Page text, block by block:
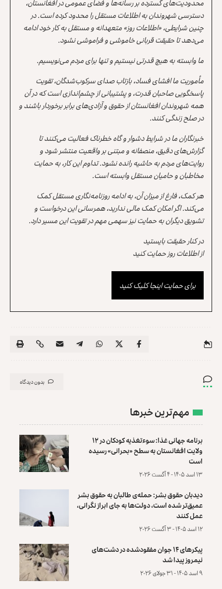
دسترسی شهروندان به اطلاعات مستقل را محدود کرده است. در
چنین شرایطی، «اطلاعات روز» متعهدانه و مستقل به کار خود ادامه
می‌دهد تا حقیقت قربانی خاموشی و فراموشی نشود.
ما وابسته به هیچ قدرتی نیستیم و تنها برای مردم می‌نویسیم.
مأموریت ما افشای فساد، بازتاب صدای سرکوب‌شدگان، تقویت
پاسخگویی صاحبان قدرت، و پشتیبانی از چشم‌اندازی است که در آن
همه شهروندان افغانستان از حقوق و آزادی‌های برابر برخوردار باشند و
در صلح زندگی کنند.
خبرنگاران ما در شرایط دشوار و گاه خطرناک فعالیت می‌کنند تا
گزارش‌های دقیق، منصفانه و مبتنی بر واقعیت منتشر شود و
روایت‌های مردم به حاشیه رانده نشود. تداوم این کار، به حمایت
مخاطبان و حامیان مستقل وابسته است.
هر کمک، فارغ از میزان آن، به ادامه روزنامه‌نگاری مستقل کمک
می‌کند. اگر امکان کمک مالی ندارید، همرسانی این درخواست و
تشویق دیگران به حمایت نیز سهمی مهم در تقویت این مسیر دارد.
در کنار حقیقت بایستید
از اطلاعات روز حمایت کنید
برای حمایت اینجا کلیک کنید
بدون دیدگاه
مهم‌ترین خبرها
برنامه جهانی غذا: سوءتغذیه کودکان در ۱۲
ولایت افغانستان به سطح «بحرانی» رسیده
است
۱۳ اسد ۱۴۰۵ - ۴ آگست ۲۰۲۶
دیدبان حقوق بشر: حمله‌ی طالبان به حقوق بشر
عمیق‌تر شده است، دولت‌ها به جای ابراز نگرانی،
عمل کنند
۱۲ اسد ۱۴۰۵ - ۳ آگست ۲۰۲۶
پیکرهای ۱۴ جوان مفقودشده در دشت‌های
نیمروز پیدا شد
۹ اسد ۱۴۰۵ - ۳۱ جولای ۲۰۲۶